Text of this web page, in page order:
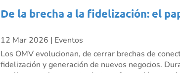
De la brecha a la fidelización: el
12 Mar 2026 | Eventos
Los OMV evolucionan, de cerrar brechas de
fidelización y generación de nuevos negocios.